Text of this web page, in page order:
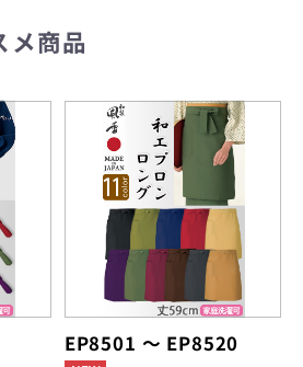
メ商品
EP8501 ～ EP8520